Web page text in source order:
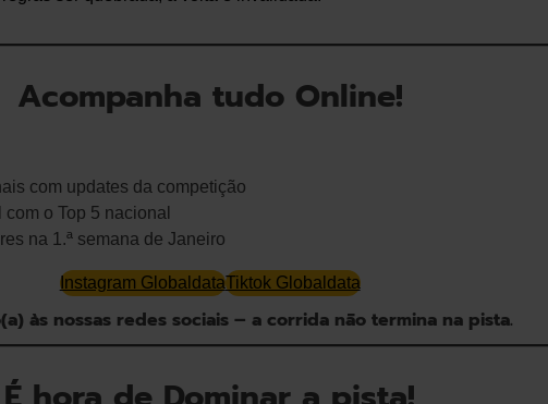
Acompanha tudo Online!
com updates da competição
com o Top 5 nacional
na 1.ª semana de Janeiro
Instagram GlobaldataTiktok Globaldata
às nossas redes sociais – a corrida não termina na pista.